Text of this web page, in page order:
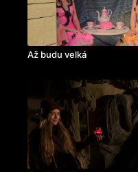
Až budu velká